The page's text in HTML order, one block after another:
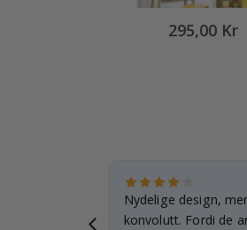
295,00 Kr
Nydelige design,
konvolutt. Fordi de